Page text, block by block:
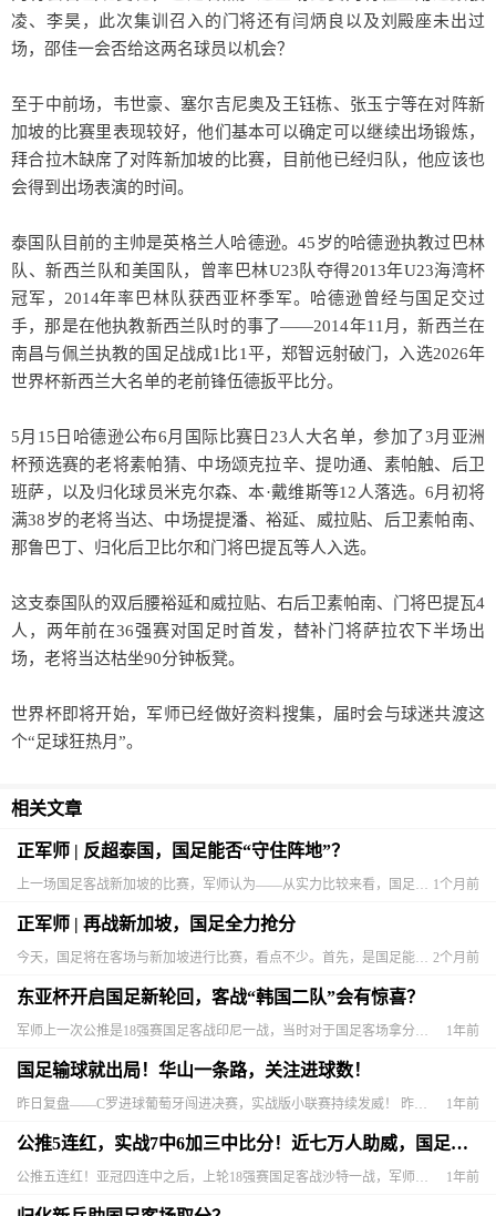
相关文章
正军师 | 反超泰国，国足能否“守住阵地”？
上一场国足客战新加坡的比赛，军师认为——从实力比较来看，国足有一定优势，但要在客场大胜对手，难度极高。最终结果是国足2比1小胜，完全符合军师对比赛走向的预判。在击败新加直队之后，国足拿到了拿到3.25 1个月前
正军师 | 再战新加坡，国足全力抢分
今天，国足将在客场与新加坡进行比赛，看点不少。首先，是国足能否如愿从老对手身上拿到分数。国足当然希望6月两场A级赛全取6分，因为如今国足的世界排名是94位，已被泰国（93位）反超，国足希望在两场热身赛 2个月前
东亚杯开启国足新轮回，客战“韩国二队”会有惊喜？
军师上一次公推是18强赛国足客战印尼一战，当时对于国足客场拿分并不看好，公推里写到“伊万执教能力短板明显，再加上国足客场作战，追捧国足风险相当大。从理智的投资角度，关注入球较多相信是最佳选择。 1年前
国足输球就出局！华山一条路，关注进球数！
昨日复盘——C罗进球葡萄牙闯进决赛，实战版小联赛持续发威！ 昨晚欧国联半决赛，葡萄牙队在老将C罗的率领下2比1逆转德国，率先闯进决赛。今晚欧国联将进行另外一场半决赛：西班牙VS法国！实战版方面 1年前
公推5连红，实战7中6加三中比分！近七万人助威，国足能抢到分吗？
公推五连红！亚冠四连中之后，上轮18强赛国足客战沙特一战，军师意见是“国足不会大败”，再次命中。昨日大赢家实战会员服务，同样收获颇丰，单场版3中2，礼包版4场全中，同时命中了3个比分！今天国足在主场出 1年前
凌、李昊，此次集训召入的门将还有闫炳良以及刘殿座未出过
场，邵佳一会否给这两名球员以机会？
至于中前场，韦世豪、塞尔吉尼奥及王钰栋、张玉宁等在对阵新
加坡的比赛里表现较好，他们基本可以确定可以继续出场锻炼，
拜合拉木缺席了对阵新加坡的比赛，目前他已经归队，他应该也
会得到出场表演的时间。
泰国队目前的主帅是英格兰人哈德逊。45岁的哈德逊执教过巴林
队、新西兰队和美国队，曾率巴林U23队夺得2013年U23海湾杯
冠军，2014年率巴林队获西亚杯季军。哈德逊曾经与国足交过
手，那是在他执教新西兰队时的事了——2014年11月，新西兰在
南昌与佩兰执教的国足战成1比1平，郑智远射破门，入选2026年
世界杯新西兰大名单的老前锋伍德扳平比分。
5月15日哈德逊公布6月国际比赛日23人大名单，参加了3月亚洲
杯预选赛的老将素帕猜、中场颂克拉辛、提叻通、素帕触、后卫
班萨，以及归化球员米克尔森、本·戴维斯等12人落选。6月初将
满38岁的老将当达、中场提提潘、裕延、威拉贴、后卫素帕南、
那鲁巴丁、归化后卫比尔和门将巴提瓦等人入选。
这支泰国队的双后腰裕延和威拉贴、右后卫素帕南、门将巴提瓦4
人，两年前在36强赛对国足时首发，替补门将萨拉农下半场出
场，老将当达枯坐90分钟板凳。
世界杯即将开始，军师已经做好资料搜集，届时会与球迷共渡这
个“足球狂热月”。